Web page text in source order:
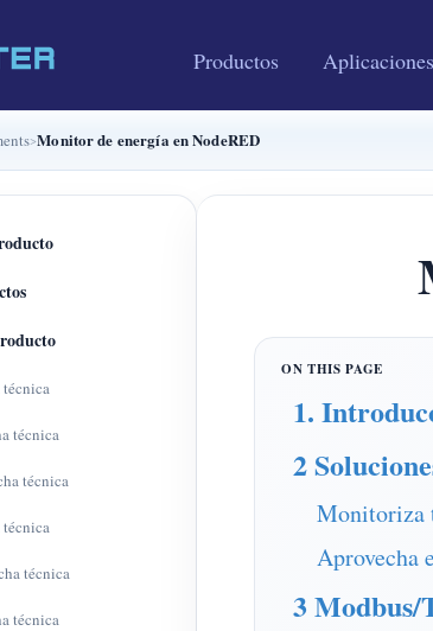
Productos Aplicaciones
Monitor de energía en NodeRED
técnica
técnica
técnica
técnica
1.
2
Monitoriza
Aprovecha
3 Modbus/